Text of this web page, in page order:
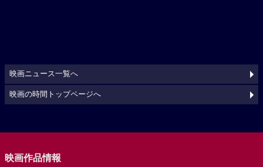
映画ニュース一覧へ
映画の時間トップページへ
映画作品情報